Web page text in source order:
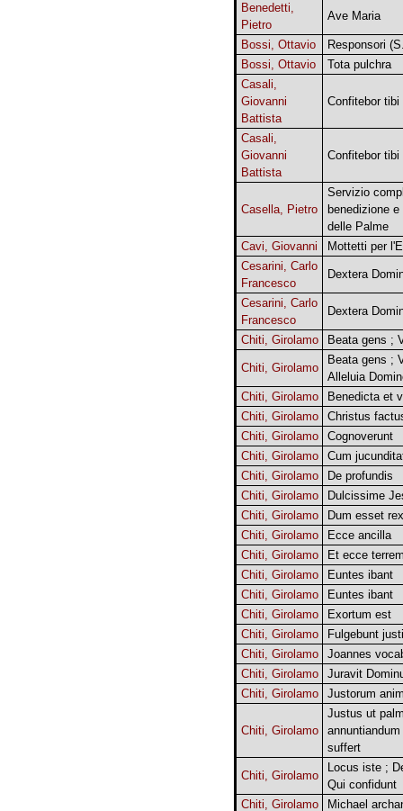
Benedetti,
Pietro
Ave Maria
Bossi, Ottavio
Responsori
Bossi, Ottavio
Tota pulchra
Casali,
Giovanni
Battista
Confitebor tibi
Casali,
Giovanni
Battista
Confitebor tibi
Casella, Pietro
Servizio
benedizione
delle Palme
Cavi, Giovanni
Mottetti per
Cesarini, Carlo
Francesco
Dextera
Cesarini, Carlo
Francesco
Dextera
Chiti, Girolamo Beata gens ;
Chiti, Girolamo
Beata gens ;
Alleluia
Chiti, Girolamo
Benedicta et
Chiti, Girolamo
Christus
Chiti, Girolamo
Cognoverunt
Chiti, Girolamo
Cum
Chiti, Girolamo
De profundis
Chiti, Girolamo
Dulcissime
Chiti, Girolamo
Dum esset rex
Chiti, Girolamo
Ecce ancilla
Chiti, Girolamo
Et ecce
Chiti, Girolamo
Euntes ibant
Chiti, Girolamo
Euntes ibant
Chiti, Girolamo
Exortum est
Chiti, Girolamo
Fulgebunt
Chiti, Girolamo
Joannes
Chiti, Girolamo
Juravit
Chiti, Girolamo
Justorum
Chiti, Girolamo
Justus ut
suffert
Chiti, Girolamo
Locus iste ;
Qui confidunt
Chiti, Girolamo
Michael